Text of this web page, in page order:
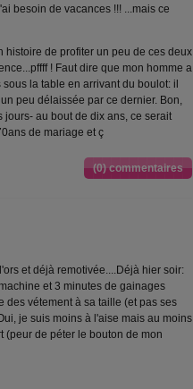
besoin de vacances !!! ...mais ce
histoire de profiter un peu de ces deux
! Faut dire que mon homme a
la table en arrivant du boulot: il
peu délaissée par ce dernier. Bon,
au bout de dix ans, ce serait
de mariage et ç
(0) commentaires
et déjà remotivée....Déjà hier soir:
et 3 minutes de gainages
des vétement à sa taille (et pas ses
je suis moins à l'aise mais au moins
(peur de péter le bouton de mon